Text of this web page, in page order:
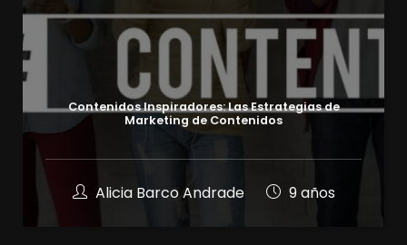
Contenidos Inspiradores: Las Estrategias de
Marketing de Contenidos
Alicia Barco Andrade 9 años